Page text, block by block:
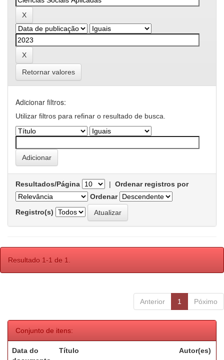
Retornar valores
Adicionar filtros:
Utilizar filtros para refinar o resultado de busca.
Resultados/Página | Ordenar registros por
Ordenar
Registro(s)
Resultado 1-1 de 1.
Anterior 1 Póximo
Conjunto de itens:
Data do
Título Autor(es)